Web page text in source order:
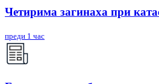
Четирима загинаха при
преди 1 час